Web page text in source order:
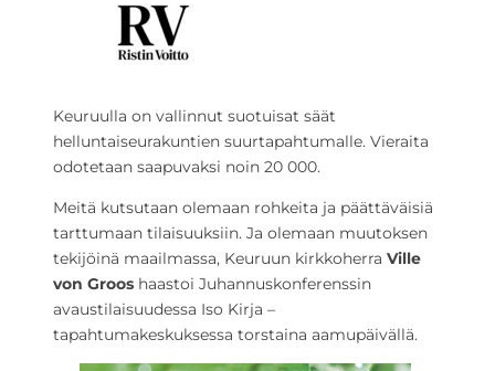
Keuruulla on vallinnut suotuisat säät
helluntaiseurakuntien suurtapahtumalle. Vieraita
odotetaan saapuvaksi noin 20 000.
Meitä kutsutaan olemaan rohkeita ja päättäväisiä
tarttumaan tilaisuuksiin. Ja olemaan muutoksen
tekijöinä maailmassa, Keuruun kirkkoherra Ville
von Groos haastoi Juhannuskonferenssin
avaustilaisuudessa Iso Kirja –
tapahtumakeskuksessa torstaina aamupäivällä.